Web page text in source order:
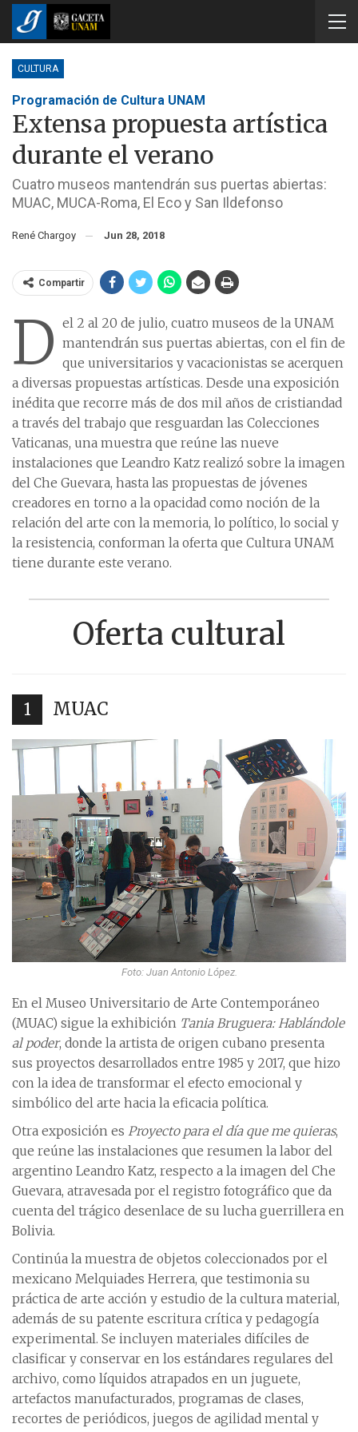
CULTURA
Programación de Cultura UNAM
Extensa propuesta artística
durante el verano
Cuatro museos mantendrán sus puertas abiertas:
MUAC, MUCA-Roma, El Eco y San Ildefonso
René Chargoy Jun 28, 2018
Compartir
D el 2 al 20 de julio, cuatro museos de la UNAM
mantendrán sus puertas abiertas, con el fin de
que universitarios y vacacionistas se acerquen
a diversas propuestas artísticas. Desde una exposición
inédita que recorre más de dos mil años de cristiandad
a través del trabajo que resguardan las Colecciones
Vaticanas, una muestra que reúne las nueve
instalaciones que Leandro Katz realizó sobre la imagen
del Che Guevara, hasta las propuestas de jóvenes
creadores en torno a la opacidad como noción de la
relación del arte con la memoria, lo político, lo social y
la resistencia, conforman la oferta que Cultura UNAM
tiene durante este verano.
Oferta cultural
1 MUAC
Foto: Juan Antonio López.
En el Museo Universitario de Arte Contemporáneo
(MUAC) sigue la exhibición Tania Bruguera: Hablándole
al poder, donde la artista de origen cubano presenta
sus proyectos desarrollados entre 1985 y 2017, que hizo
con la idea de transformar el efecto emocional y
simbólico del arte hacia la eficacia política.
Otra exposición es Proyecto para el día que me quieras,
que reúne las instalaciones que resumen la labor del
argentino Leandro Katz, respecto a la imagen del Che
Guevara, atravesada por el registro fotográfico que da
cuenta del trágico desenlace de su lucha guerrillera en
Bolivia.
Continúa la muestra de objetos coleccionados por el
mexicano Melquiades Herrera, que testimonia su
práctica de arte acción y estudio de la cultura material,
además de su patente escritura crítica y pedagogía
experimental. Se incluyen materiales difíciles de
clasificar y conservar en los estándares regulares del
archivo, como líquidos atrapados en un juguete,
artefactos manufacturados, programas de clases,
recortes de periódicos, juegos de agilidad mental y